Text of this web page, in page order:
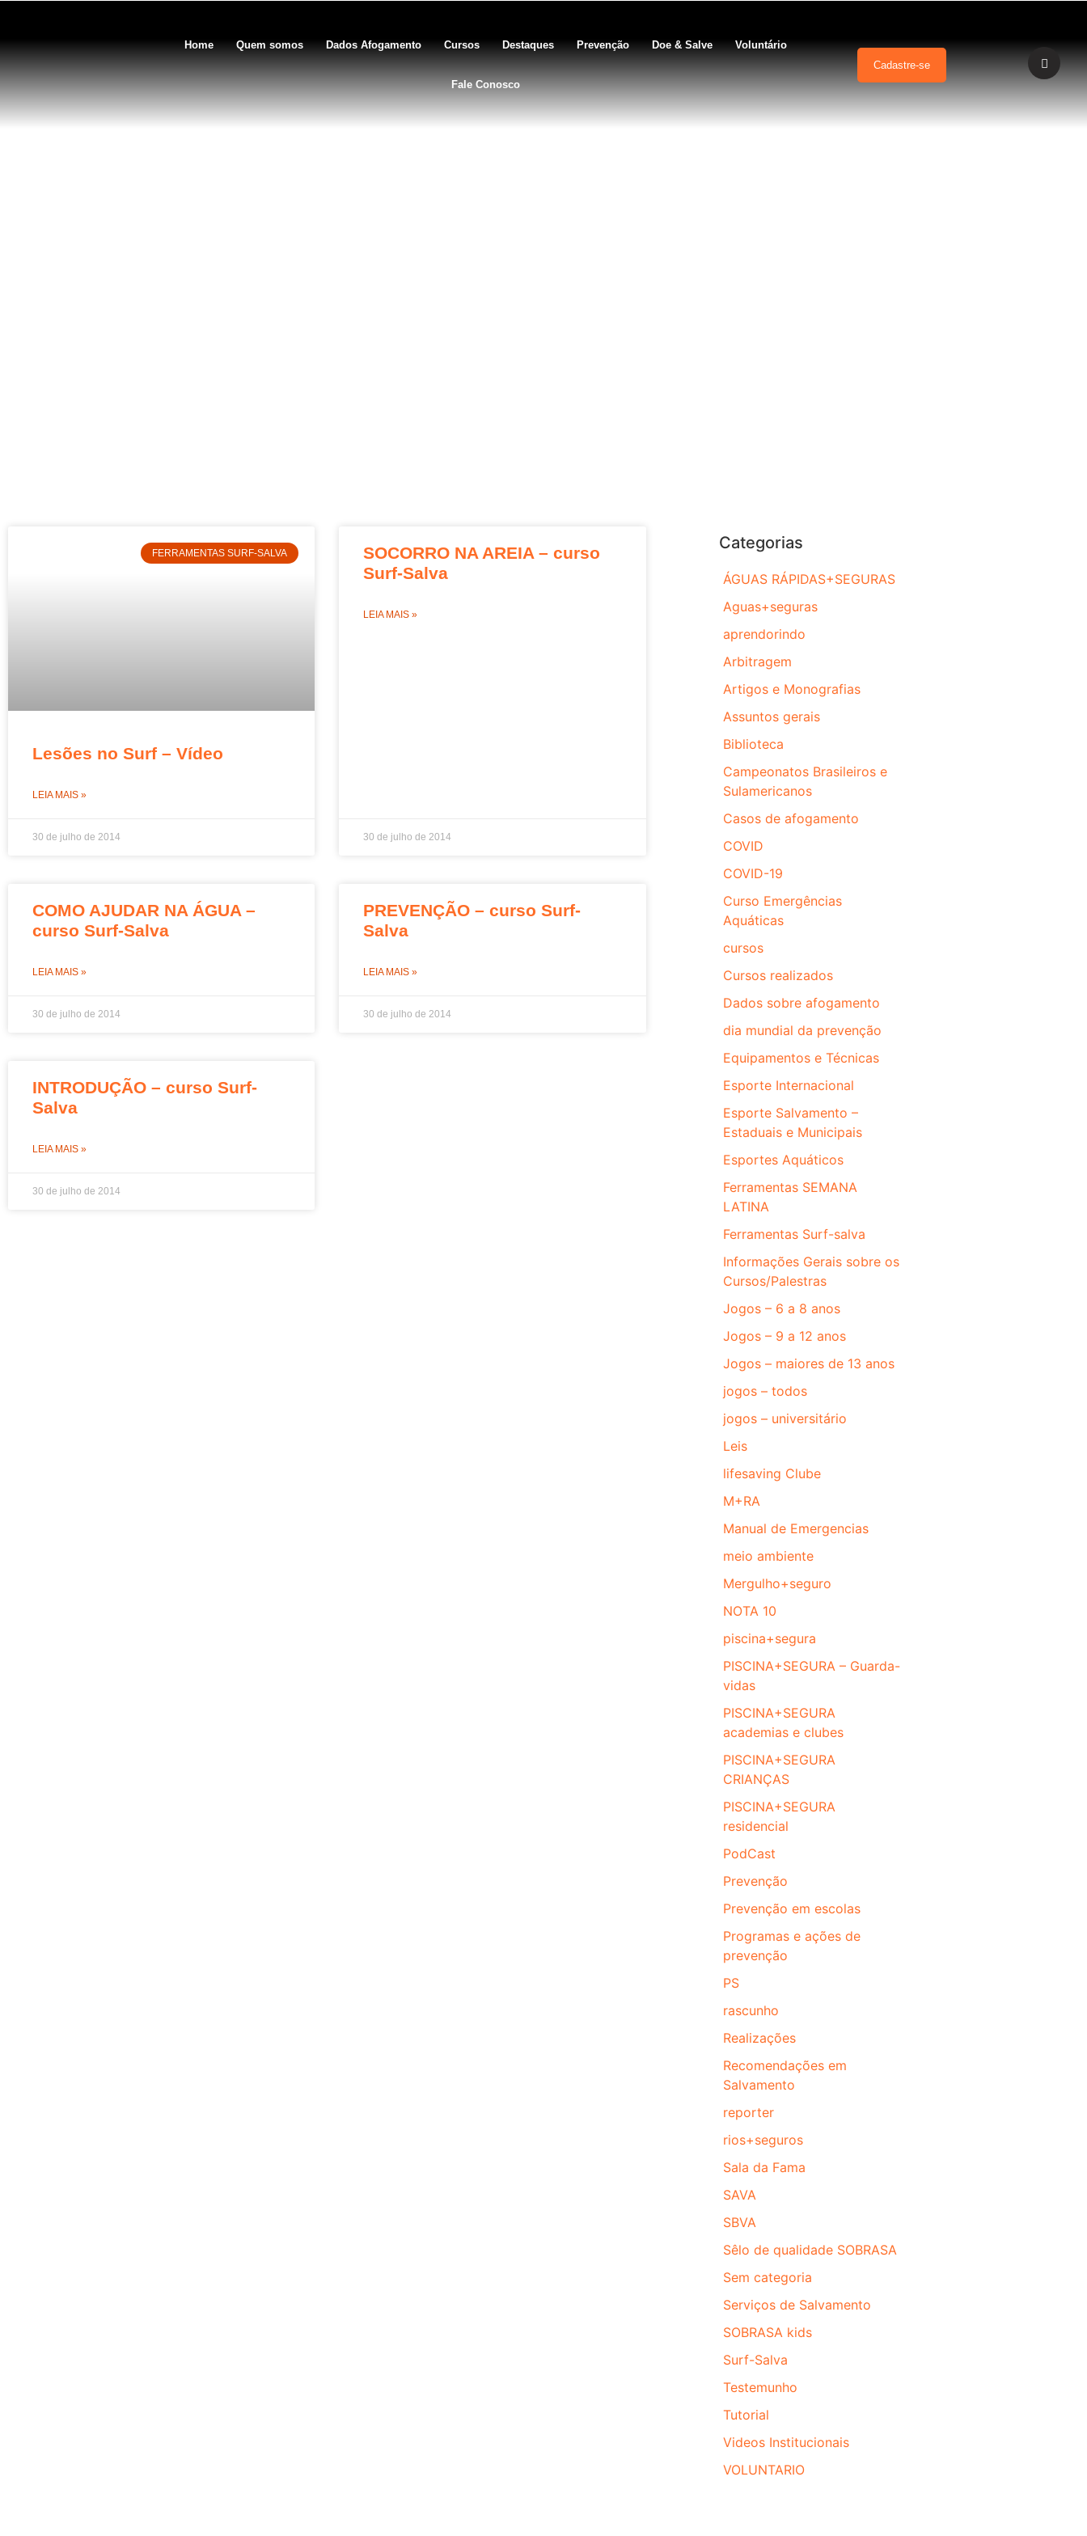
Home Quem somos Dados Afogamento Cursos Destaques Prevenção Doe & Salve Voluntário
Fale Conosco
Cadastre-se
FERRAMENTAS SURF-SALVA
Lesões no Surf – Vídeo
LEIA MAIS »
30 de julho de 2014
SOCORRO NA AREIA – curso
Surf-Salva
LEIA MAIS »
30 de julho de 2014
COMO AJUDAR NA ÁGUA –
curso Surf-Salva
LEIA MAIS »
30 de julho de 2014
PREVENÇÃO – curso Surf-
Salva
LEIA MAIS »
30 de julho de 2014
INTRODUÇÃO – curso Surf-
Salva
LEIA MAIS »
30 de julho de 2014
Categorias
ÁGUAS RÁPIDAS+SEGURAS
Aguas+seguras
aprendorindo
Arbitragem
Artigos e Monografias
Assuntos gerais
Biblioteca
Campeonatos Brasileiros e
Sulamericanos
Casos de afogamento
COVID
COVID-19
Curso Emergências
Aquáticas
cursos
Cursos realizados
Dados sobre afogamento
dia mundial da prevenção
Equipamentos e Técnicas
Esporte Internacional
Esporte Salvamento –
Estaduais e Municipais
Esportes Aquáticos
Ferramentas SEMANA
LATINA
Ferramentas Surf-salva
Informações Gerais sobre os
Cursos/Palestras
Jogos – 6 a 8 anos
Jogos – 9 a 12 anos
Jogos – maiores de 13 anos
jogos – todos
jogos – universitário
Leis
lifesaving Clube
M+RA
Manual de Emergencias
meio ambiente
Mergulho+seguro
NOTA 10
piscina+segura
PISCINA+SEGURA – Guarda-
vidas
PISCINA+SEGURA
academias e clubes
PISCINA+SEGURA
CRIANÇAS
PISCINA+SEGURA
residencial
PodCast
Prevenção
Prevenção em escolas
Programas e ações de
prevenção
PS
rascunho
Realizações
Recomendações em
Salvamento
reporter
rios+seguros
Sala da Fama
SAVA
SBVA
Sêlo de qualidade SOBRASA
Sem categoria
Serviços de Salvamento
SOBRASA kids
Surf-Salva
Testemunho
Tutorial
Videos Institucionais
VOLUNTARIO